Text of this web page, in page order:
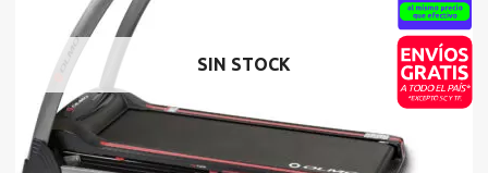
SIN STOCK